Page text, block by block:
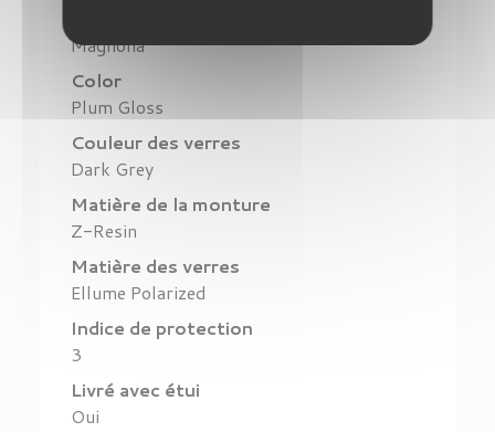
Magnolia
Color
Plum Gloss
Couleur des verres
Dark Grey
Matière de la monture
Z-Resin
Matière des verres
Ellume Polarized
Indice de protection
3
Livré avec étui
Oui